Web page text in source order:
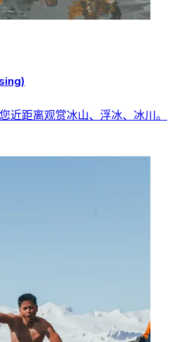
近距离观赏冰山、浮冰、冰川。